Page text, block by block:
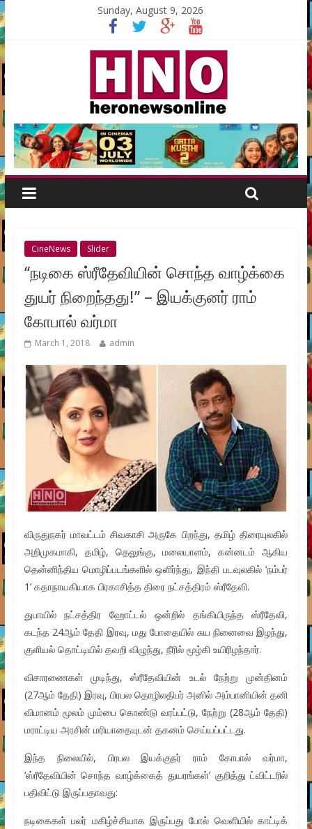
Sunday, August 9, 2026
CineNews Slider
“நடிகை ஸ்ரீதேவியின் சொந்த வாழ்க்கை
துயர் நிறைந்தது!” – இயக்குனர் ராம்
கோபால் வர்மா
March 1, 2018 admin
விருதுநகர் மாவட்டம் சிவகாசி அருகே பிறந்து, தமிழ் திரையுலகில்
அறிமுகமாகி, தமிழ், தெலுங்கு, மலையாளம், கன்னடம் ஆகிய
தென்னிந்திய மொழிப்படங்களில் ஒளிர்ந்து, இந்தி படவுலகில் ‘நம்பர்
1’ கதாநாயகியாக பிரகாசித்த திரை நட்சத்திரம் ஸ்ரீதேவி.
துபாயில் நட்சத்திர ஹோட்டல் ஒன்றில் தங்கியிருந்த ஸ்ரீதேவி,
கடந்த 24ஆம் தேதி இரவு, மது போதையில் சுய நினைவை இழந்து,
குளியல் தொட்டியில் தவறி விழுந்து, நீரில் மூழ்கி உயிரிழந்தார்.
விசாரணைகள் முடிந்து, ஸ்ரீதேவியின் உடல் நேற்று முன்தினம்
(27ஆம் தேதி) இரவு, பிரபல தொழிலதிபர் அனில் அம்பானியின் தனி
விமானம் மூலம் மும்பை கொண்டு வரப்பட்டு, நேற்று (28ஆம் தேதி)
மராட்டிய அரசின் மரியாதையுடன் தகனம் செய்யப்பட்டது.
இந்த நிலையில், பிரபல இயக்குநர் ராம் கோபால் வர்மா,
‘ஸ்ரீதேவியின் சொந்த வாழ்க்கைத் துயரங்கள்’ குறித்து ட்விட்டரில்
பதிவிட்டு இருப்பதாவது:
நடிகைகள் பலர் மகிழ்ச்சியாக இருப்பது போல் வெளியில் காட்டிக்